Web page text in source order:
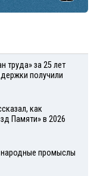
труда» за 25 лет
получили
как
Памяти» в 2026
народные промыслы